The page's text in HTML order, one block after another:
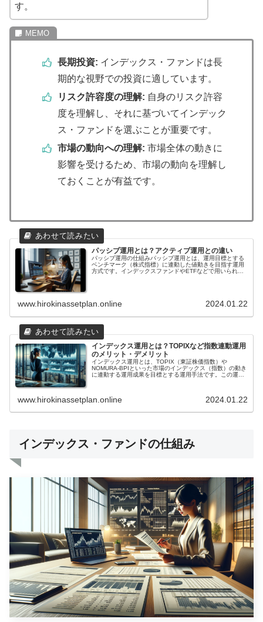
す。
長期投資: インデックス・ファンドは長
期的な視野での投資に適しています。
リスク許容度の理解: 自身のリスク許容
度を理解し、それに基づいてインデック
ス・ファンドを選ぶことが重要です。
市場の動向への理解: 市場全体の動きに
影響を受けるため、市場の動向を理解し
ておくことが有益です。
パッシブ運用とは？アクティブ運用との違い
パッシブ運用の仕組みパッシブ運用とは、運用目標とする
ベンチマーク（株式指標）に連動した値動きを目指す運用
方式です。インデックスファンドやETFなどで用いられ、
ンチマークを選んだら、そのベンチマークに連動したポー
は、ベンチマークの構成銘柄と、それらの銘柄の保有比率
チマークの値動きに連動するよう、定期的にポートフォリ
オを調整するだけです。ポートフォリオの調整は、ベンチ
マークの構成銘柄が変更されたとき、または、銘柄の株価
が大きく変動したときに行います。パッシブ運用は、アク
ティブ運用に比べて、運用コストが低く抑えられるという
メリットがあります。アクティブ運用では、ファンドマネ
ージャーが銘柄の選定や売買を行うため、運用コストが高
くなります。一方、パッシブ運用では、ベンチマークに連
リットもあります。アクティブ運用では、ファンドマネー
成果が不安定になりがちです。一方、パッシブ運用では、
www.hirokinassetplan.online 2024.01.22
インデックス運用とは？TOPIXなど指数連動運用
のメリット・デメリット
インデックス運用とは、TOPIX（東証株価指数）や
NOMURA-BPIといった市場のインデックス（指数）の動き
に連動する運用成果を目標とする運用手法です。この運用
ています。つまり、市場全体のパフォーマンスに連動した
を目指す運用手法です。インデックス運用は、アクティブ
測などを行い、投資判断を下すことで運用成果の向上を目
指します。インデックス運用は、アクティブ運用よりも運
マンスに連動した運用を行うことを目指しているので、ア
クティブ運用よりも売買の頻度が少なく、取引コストも低
くなります。
www.hirokinassetplan.online 2024.01.22
インデックス・ファンドの仕組み